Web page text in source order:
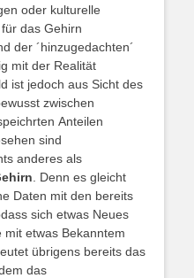
oder kulturelle
das Gehirn
der ´hinzugedachten´
mit der Realität
ist jedoch aus Sicht des
zwischen
Anteilen
sind
anderes als
. Denn es gleicht
Daten mit den bereits
sich etwas Neues
etwas Bekanntem
übrigens bereits das
das